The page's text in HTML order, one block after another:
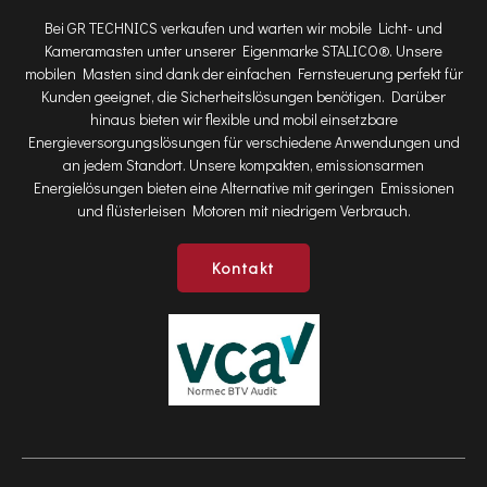
Bei GR TECHNICS verkaufen und warten wir mobile Licht- und
Kameramasten unter unserer Eigenmarke STALICO®. Unsere
mobilen Masten sind dank der einfachen Fernsteuerung perfekt für
Kunden geeignet, die Sicherheitslösungen benötigen. Darüber
hinaus bieten wir flexible und mobil einsetzbare
Energieversorgungslösungen für verschiedene Anwendungen und
an jedem Standort. Unsere kompakten, emissionsarmen
Energielösungen bieten eine Alternative mit geringen Emissionen
und flüsterleisen Motoren mit niedrigem Verbrauch.
Kontakt